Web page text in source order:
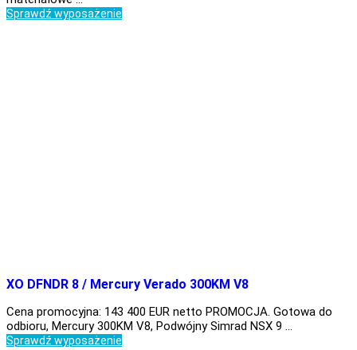
Sprawdź wyposażenie
XO DFNDR 8 / Mercury Verado 300KM V8
Cena promocyjna: 143 400 EUR netto PROMOCJA. Gotowa do
odbioru, Mercury 300KM V8, Podwójny Simrad NSX 9 …
Sprawdź wyposażenie